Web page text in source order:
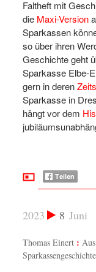
Faltheft mit
die Maxi-Version
Sparkassen
so über ihren
Geschichte geht
Sparkasse Elbe-
gern in deren
Sparkasse in
hängt vor dem
8 Juni
2023
Thomas Einert